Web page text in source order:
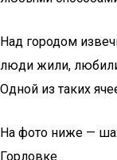
Над городом
люди жили,
Одной из таких
На фото ниже —
Горловке.